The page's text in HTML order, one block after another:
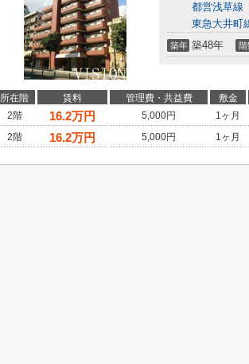
都営浅草線
東急大井町
築年 築48年 階
所在階 賃料 管理費・共益費 敷金
2階
16.2万円 5,000円 1ヶ月
2階
16.2万円 5,000円 1ヶ月